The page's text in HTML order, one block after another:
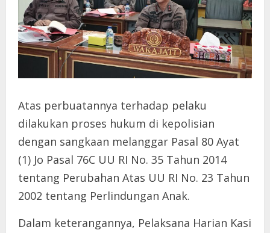
Atas perbuatannya terhadap pelaku
dilakukan proses hukum di kepolisian
dengan sangkaan melanggar Pasal 80 Ayat
(1) Jo Pasal 76C UU RI No. 35 Tahun 2014
tentang Perubahan Atas UU RI No. 23 Tahun
2002 tentang Perlindungan Anak.
Dalam keterangannya, Pelaksana Harian Kasi